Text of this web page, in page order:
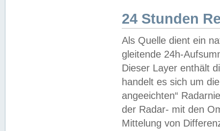
24 Stunden
Als Quelle dient ein
gleitende 24h-
Dieser Layer enthält
handelt es sich um
angeeichten“
der Radar- mit den
Mittelung von